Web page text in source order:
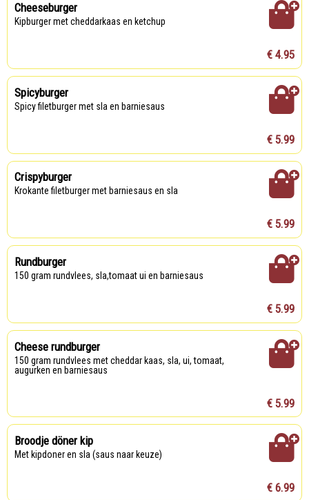
Cheeseburger
Kipburger met cheddarkaas en ketchup
€ 4.95
Spicyburger
Spicy filetburger met sla en barniesaus
€ 5.99
Crispyburger
Krokante filetburger met barniesaus en sla
€ 5.99
Rundburger
150 gram rundvlees, sla,tomaat ui en barniesaus
€ 5.99
Cheese rundburger
150 gram rundvlees met cheddar kaas, sla, ui, tomaat,
augurken en barniesaus
€ 5.99
Broodje döner kip
Met kipdoner en sla (saus naar keuze)
€ 6.99